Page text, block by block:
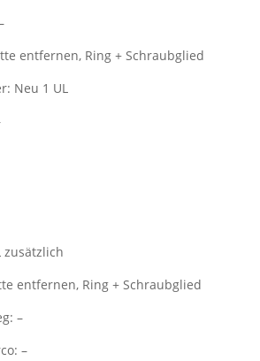
entfernen, Ring + Schraubglied
Neu 1 UL
zusätzlich
entfernen, Ring + Schraubglied
–
–